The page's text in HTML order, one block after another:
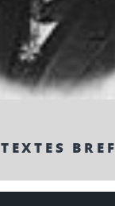
TEXTES